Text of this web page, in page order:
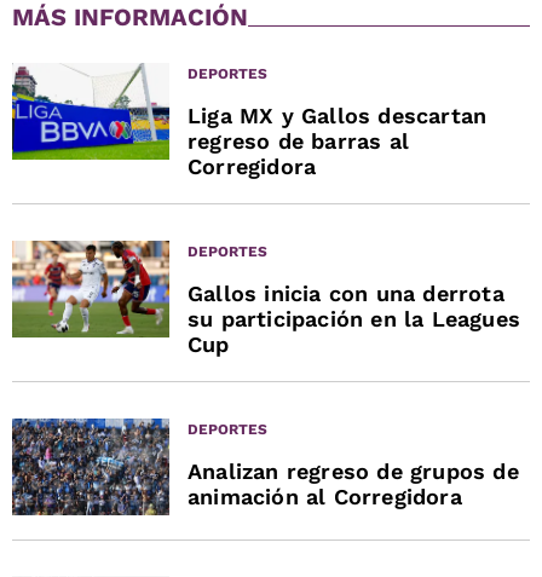
MÁS INFORMACIÓN
DEPORTES
Liga MX y Gallos descartan
regreso de barras al
Corregidora
DEPORTES
Gallos inicia con una derrota
su participación en la Leagues
Cup
DEPORTES
Analizan regreso de grupos de
animación al Corregidora